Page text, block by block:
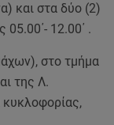
και στα δύο (2)
12.00΄ .
στο τμήμα
της Λ.